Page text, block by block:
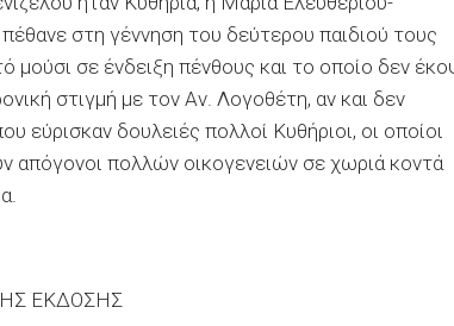
στη γέννηση του δεύτερου παιδιού τους
σε ένδειξη πένθους και το οποίο δεν
στιγμή με τον Αν. Λογοθέτη, αν και δεν
εύρισκαν δουλειές πολλοί Κυθήριοι, οι οποίοι
απόγονοι πολλών οικογενειών σε χωριά κοντά
ΕΚΔΟΣΗΣ